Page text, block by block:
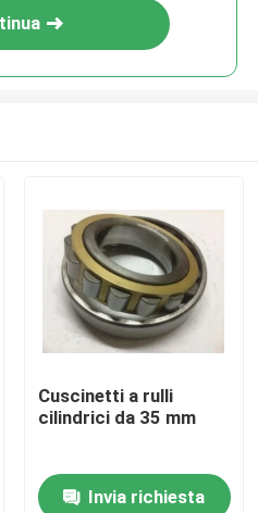
Cuscinetti a rulli
cilindrici da 35 mm
Invia richiesta